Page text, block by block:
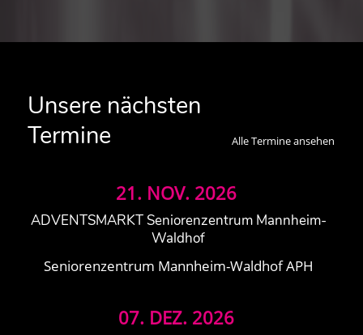
Unsere nächsten
Termine
Alle Termine ansehen
21. NOV. 2026
ADVENTSMARKT Seniorenzentrum Mannheim-
Waldhof
Seniorenzentrum Mannheim-Waldhof APH
07. DEZ. 2026